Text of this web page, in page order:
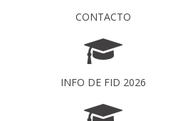
CONTACTO
INFO DE FID 2026